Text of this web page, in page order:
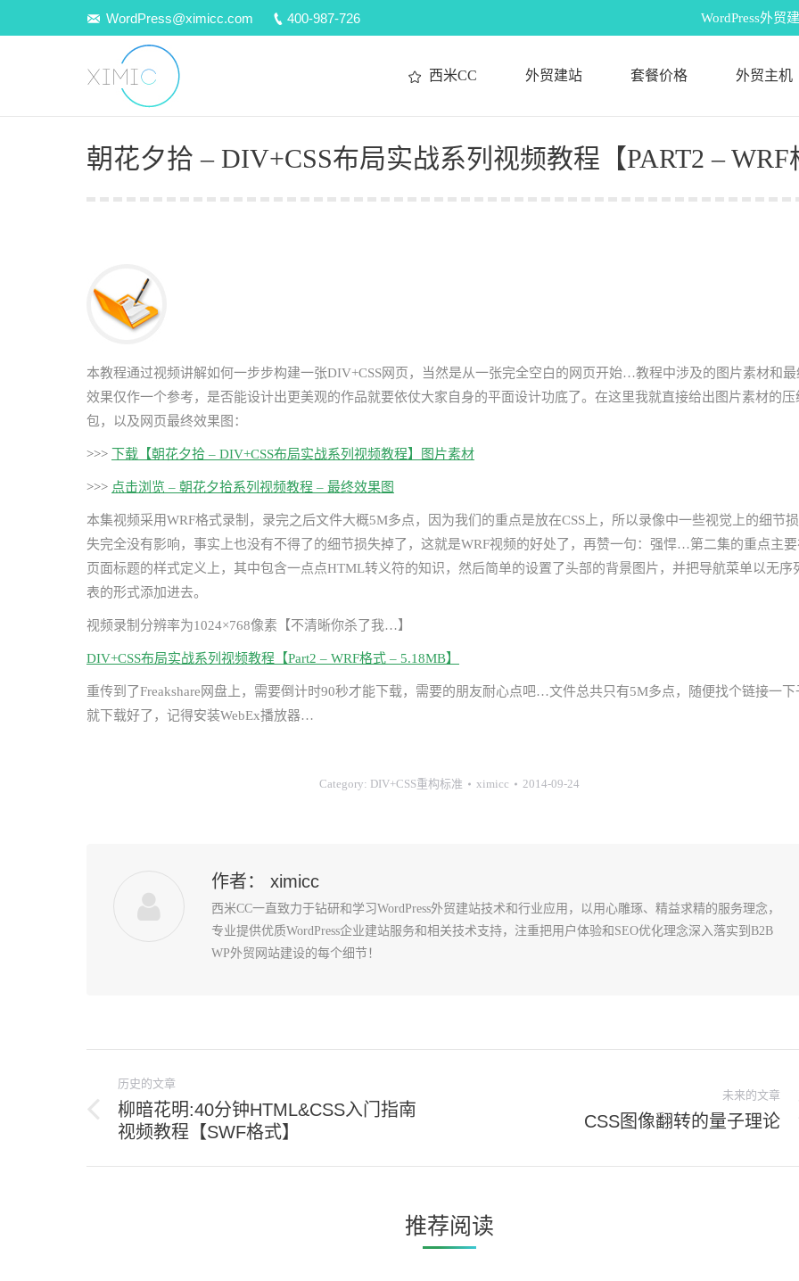
WordPress@ximicc.com 400-987-726
WordPress外贸
西米CC 外贸建站 套餐价格 外贸主机
朝花夕拾 – DIV+CSS布局实战系列视频教程【PART2 – WRF
本教程通过视频讲解如何一步步构建一张DIV+CSS网页，当然是从一张完全空白的网页开始…教程中涉及的图片素材和最
效果仅作一个参考，是否能设计出更美观的作品就要依仗大家自身的平面设计功底了。在这里我就直接给出图片素材的压
包，以及网页最终效果图：
>>> 下载【朝花夕拾 – DIV+CSS布局实战系列视频教程】图片素材
>>> 点击浏览 – 朝花夕拾系列视频教程 – 最终效果图
本集视频采用WRF格式录制，录完之后文件大概5M多点，因为我们的重点是放在CSS上，所以录像中一些视觉上的细节损
失完全没有影响，事实上也没有不得了的细节损失掉了，这就是WRF视频的好处了，再赞一句：强悍…第二集的重点主要
页面标题的样式定义上，其中包含一点点HTML转义符的知识，然后简单的设置了头部的背景图片，并把导航菜单以无序
表的形式添加进去。
视频录制分辨率为1024×768像素【不清晰你杀了我…】
DIV+CSS布局实战系列视频教程【Part2 – WRF格式 – 5.18MB】
重传到了Freakshare网盘上，需要倒计时90秒才能下载，需要的朋友耐心点吧…文件总共只有5M多点，随便找个链接一下
就下载好了，记得安装WebEx播放器…
Category: DIV+CSS重构标准 ximicc 2014-09-24
作者： ximicc
西米CC一直致力于钻研和学习WordPress外贸建站技术和行业应用，以用心雕琢、精益求精的服务理念，
专业提供优质WordPress企业建站服务和相关技术支持，注重把用户体验和SEO优化理念深入落实到B2B
WP外贸网站建设的每个细节！
导
历史的文章
历
史
的
柳暗花明:40分钟HTML&CSS入门指南
视频教程【SWF格式】
未来的文章
的
章：
CSS图像翻转的量子理论
推荐阅读